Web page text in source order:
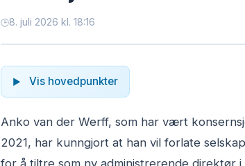
8. juli 2026 kl. 18:16
Vis hovedpunkter
Anko van der Werff, som har vært
2021, har kunngjort at han vil forlate
for å tiltre som ny administrerende direktør i